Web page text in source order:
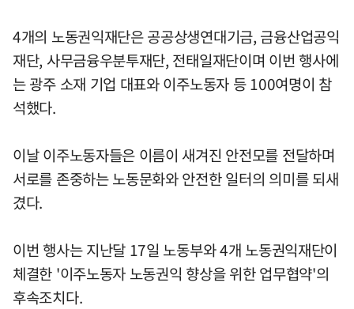
4개의 노동권익재단은 공공상생연대기금, 금융산업공익
재단, 사무금융우분투재단, 전태일재단이며 이번 행사에
는 광주 소재 기업 대표와 이주노동자 등 100여명이 참
석했다.
이날 이주노동자들은 이름이 새겨진 안전모를 전달하며
서로를 존중하는 노동문화와 안전한 일터의 의미를 되새
겼다.
이번 행사는 지난달 17일 노동부와 4개 노동권익재단이
체결한 '이주노동자 노동권익 향상을 위한 업무협약'의
후속조치다.